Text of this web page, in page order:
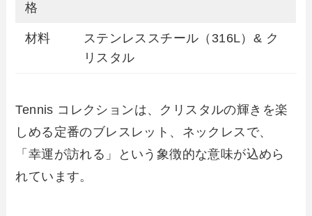
格
材料
ステンレススチール（316L）& ク
リスタル
Tennis コレクションは、クリスタルの輝きを楽
しめる定番のブレスレット、ネックレスで、
「幸運が訪れる」という象徴的な意味が込めら
れています。